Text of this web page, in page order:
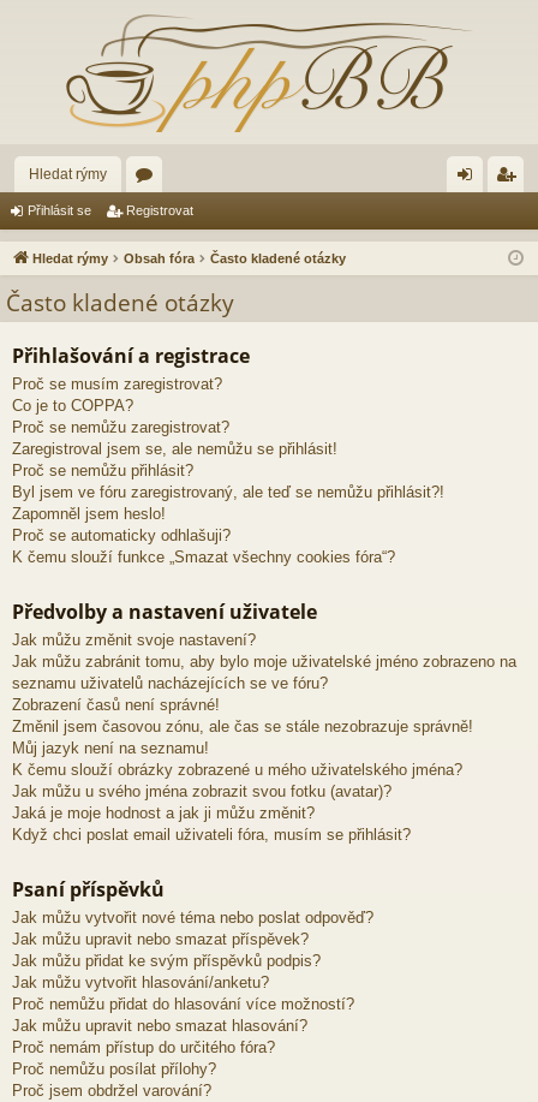
Hledat rýmy
ór
a lá
se
ist
va
Přihlásit se Registrovat
Hledat rýmy Obsah fóra Často kladené otázky
Často kladené otázky
Přihlašování a registrace
Proč se musím zaregistrovat?
Co je to COPPA?
Proč se nemůžu zaregistrovat?
Zaregistroval jsem se, ale nemůžu se přihlásit!
Proč se nemůžu přihlásit?
Byl jsem ve fóru zaregistrovaný, ale teď se nemůžu přihlásit?!
Zapomněl jsem heslo!
Proč se automaticky odhlašuji?
K čemu slouží funkce „Smazat všechny cookies fóra“?
Předvolby a nastavení uživatele
Jak můžu změnit svoje nastavení?
Jak můžu zabránit tomu, aby bylo moje uživatelské jméno zobrazeno na
seznamu uživatelů nacházejících se ve fóru?
Zobrazení časů není správné!
Změnil jsem časovou zónu, ale čas se stále nezobrazuje správně!
Můj jazyk není na seznamu!
K čemu slouží obrázky zobrazené u mého uživatelského jména?
Jak můžu u svého jména zobrazit svou fotku (avatar)?
Jaká je moje hodnost a jak ji můžu změnit?
Když chci poslat email uživateli fóra, musím se přihlásit?
Psaní příspěvků
Jak můžu vytvořit nové téma nebo poslat odpověď?
Jak můžu upravit nebo smazat příspěvek?
Jak můžu přidat ke svým příspěvků podpis?
Jak můžu vytvořit hlasování/anketu?
Proč nemůžu přidat do hlasování více možností?
Jak můžu upravit nebo smazat hlasování?
Proč nemám přístup do určitého fóra?
Proč nemůžu posílat přílohy?
Proč jsem obdržel varování?